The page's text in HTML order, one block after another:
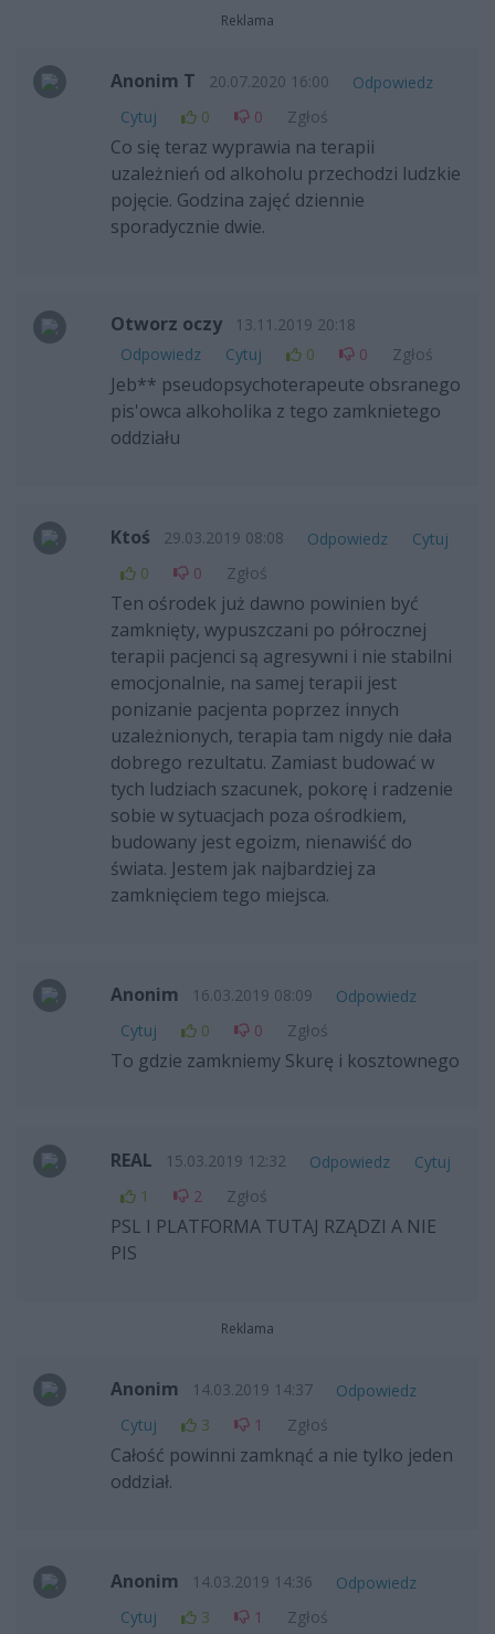
Reklama
Anonim T 20.07.2020 16:00
Odpowiedz
Cytuj
0 0 Zgłoś
Co się teraz wyprawia na terapii
uzależnień od alkoholu przechodzi ludzkie
pojęcie. Godzina zajęć dziennie
sporadycznie dwie.
Otworz oczy
13.11.2019 20:18
Odpowiedz
Cytuj 0 0 Zgłoś
Jeb** pseudopsychoterapeute obsranego
pis'owca alkoholika z tego zamknietego
oddziału
Ktoś 29.03.2019 08:08 Odpowiedz
Cytuj
0
0 Zgłoś
Ten ośrodek już dawno powinien być
zamknięty, wypuszczani po półrocznej
terapii pacjenci są agresywni i nie stabilni
emocjonalnie, na samej terapii jest
ponizanie pacjenta poprzez innych
uzależnionych, terapia tam nigdy nie dała
dobrego rezultatu. Zamiast budować w
tych ludziach szacunek, pokorę i radzenie
sobie w sytuacjach poza ośrodkiem,
budowany jest egoizm, nienawiść do
świata. Jestem jak najbardziej za
zamknięciem tego miejsca.
Anonim 16.03.2019 08:09
Odpowiedz
Cytuj
0 0 Zgłoś
To gdzie zamkniemy Skurę i kosztownego
REAL 15.03.2019 12:32 Odpowiedz
Cytuj
1
2 Zgłoś
PSL I PLATFORMA TUTAJ RZĄDZI A NIE
PIS
Reklama
Anonim 14.03.2019 14:37
Odpowiedz
Cytuj
3 1 Zgłoś
Całość powinni zamknąć a nie tylko jeden
oddział.
Anonim 14.03.2019 14:36
Odpowiedz
Cytuj
3 1 Zgłoś